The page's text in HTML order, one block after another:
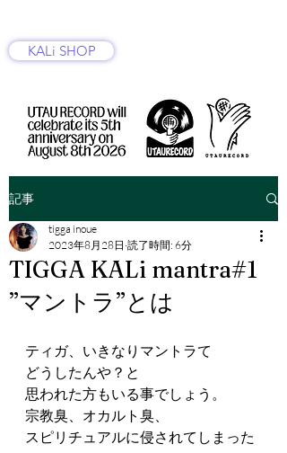
KALi SHOP
記事
TIGGA KALi mantra#1
”マントラ”とは
tigga inoue
2023年8月28日 読了時間: 6分
ティガ、いきなりマントラて
どうしたんや？と
思われた方もいる事でしょう。
宗教臭、オカルト臭、
スピリチュアルに侵されてしまった